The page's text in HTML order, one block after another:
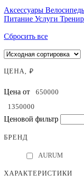
Аксессуары
Питание Услуги
Сбросить все
ЦЕНА, ₽
Цена от
Ценовой фильтр
БРЕНД
AURUM
ХАРАКТЕРИСТИКИ